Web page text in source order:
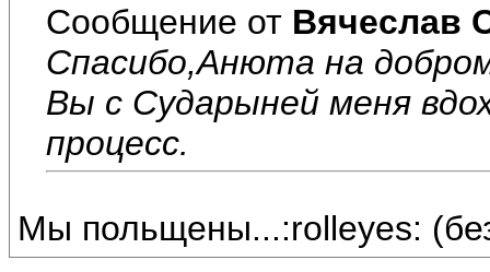
Сообщение от Вячеслав
Спасибо,Анюта на
Вы с Сударыней меня
процесс.
Мы польщены...:rolleyes: